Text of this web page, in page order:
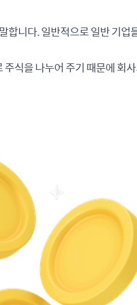
합니다. 일반적으로 일반 기업
식을 나누어 주기 때문에 회